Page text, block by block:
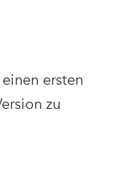
ersten
zu